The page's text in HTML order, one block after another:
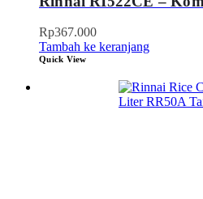
Rp367.000
Tambah ke keranjang
Quick View